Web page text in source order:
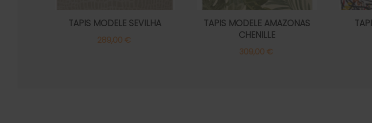
TAPIS MODELE SEVILHA
289,00 €
TAPIS MODELE AMAZONAS
CHENILLE
309,00 €